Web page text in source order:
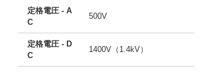
定格電圧 - A
C
500V
定格電圧 - D
C
1400V（1.4kV）